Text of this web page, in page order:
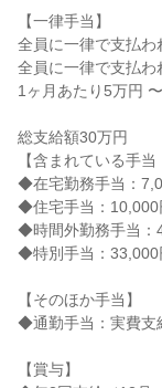
【一律手当】
全員に一律で支払わ
全員に一律で支払わ
1ヶ月あたり5万円
総支給額30万円
【含まれている手
◆在宅勤務手当：
◆住宅手当：10,000
◆時間外勤務手当：
◆特別手当：33,000
【そのほか手当】
◆通勤手当：実費支
【賞与】